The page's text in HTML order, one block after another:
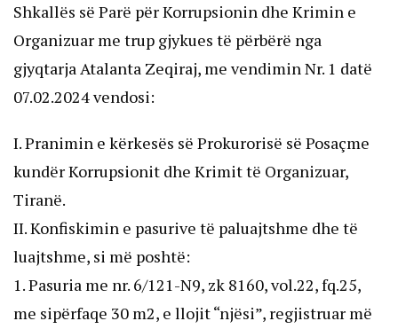
Shkallës së Parë për Korrupsionin dhe Krimin e
Organizuar me trup gjykues të përbërë nga
gjyqtarja Atalanta Zeqiraj, me vendimin Nr. 1 datë
07.02.2024 vendosi:
I. Pranimin e kërkesës së Prokurorisë së Posaçme
kundër Korrupsionit dhe Krimit të Organizuar,
Tiranë.
II. Konfiskimin e pasurive të paluajtshme dhe të
luajtshme, si më poshtë:
1. Pasuria me nr. 6/121-N9, zk 8160, vol.22, fq.25,
me sipërfaqe 30 m2, e llojit “njësi”, regjistruar më